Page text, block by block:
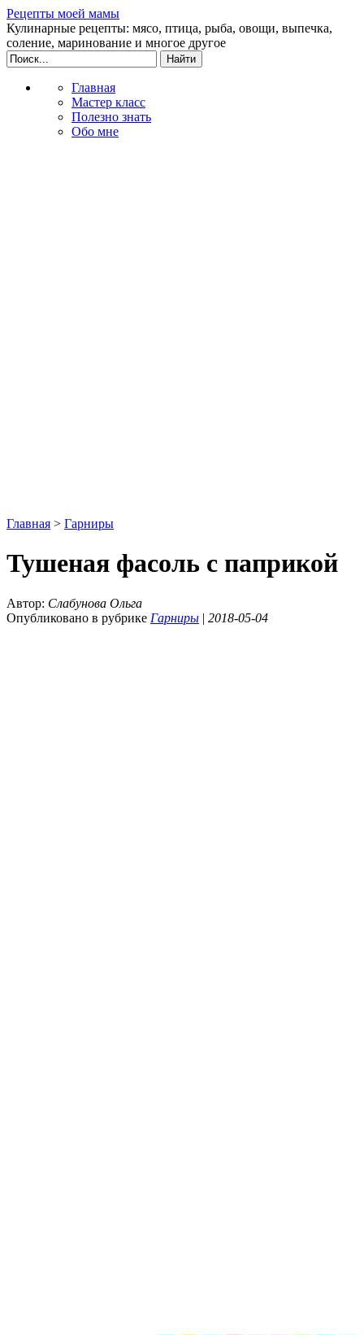
Рецепты моей мамы
Кулинарные рецепты: мясо, птица, рыба, овощи, выпечка,
соление, маринование и многое другое
Главная
Мастер класс
Полезно знать
Обо мне
Главная > Гарниры
Тушеная фасоль с паприкой
Автор: Слабунова Ольга
Опубликовано в рубрике Гарниры | 2018-05-04